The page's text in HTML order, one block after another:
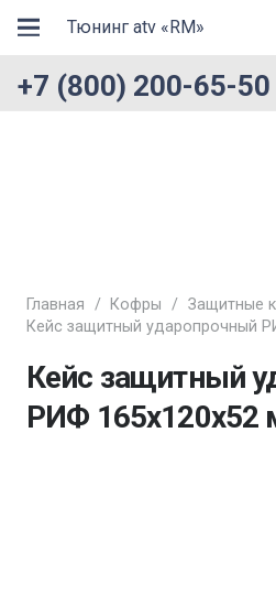
Тюнинг atv «RM»
+7 (800) 200-65-50
Главная / Кофры / Защитные
Кейс защитный ударопрочный
Кейс защитный
РИФ 165х120х52